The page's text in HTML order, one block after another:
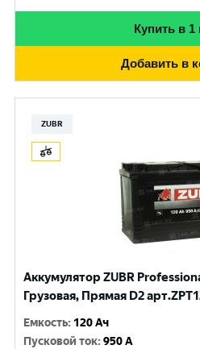
Купить в 1
Добавить в
ZUBR
Аккумулятор ZUBR
Грузовая, Прямая D2
Емкость: 120 Ач
Пусковой ток:950 A